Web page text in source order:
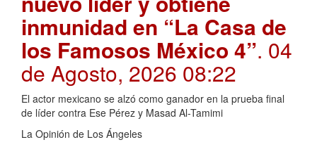
inmunidad en “La Casa de
los Famosos México 4”. 04
de Agosto, 2026 08:22
El actor mexicano se alzó como ganador en la prueba final
de líder contra Ese Pérez y Masad Al-Tamimi
La Opinión de Los Ángeles